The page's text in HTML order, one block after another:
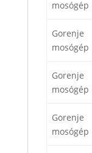
mosógép
Gorenje
mosógép
Gorenje
mosógép
Gorenje
mosógép